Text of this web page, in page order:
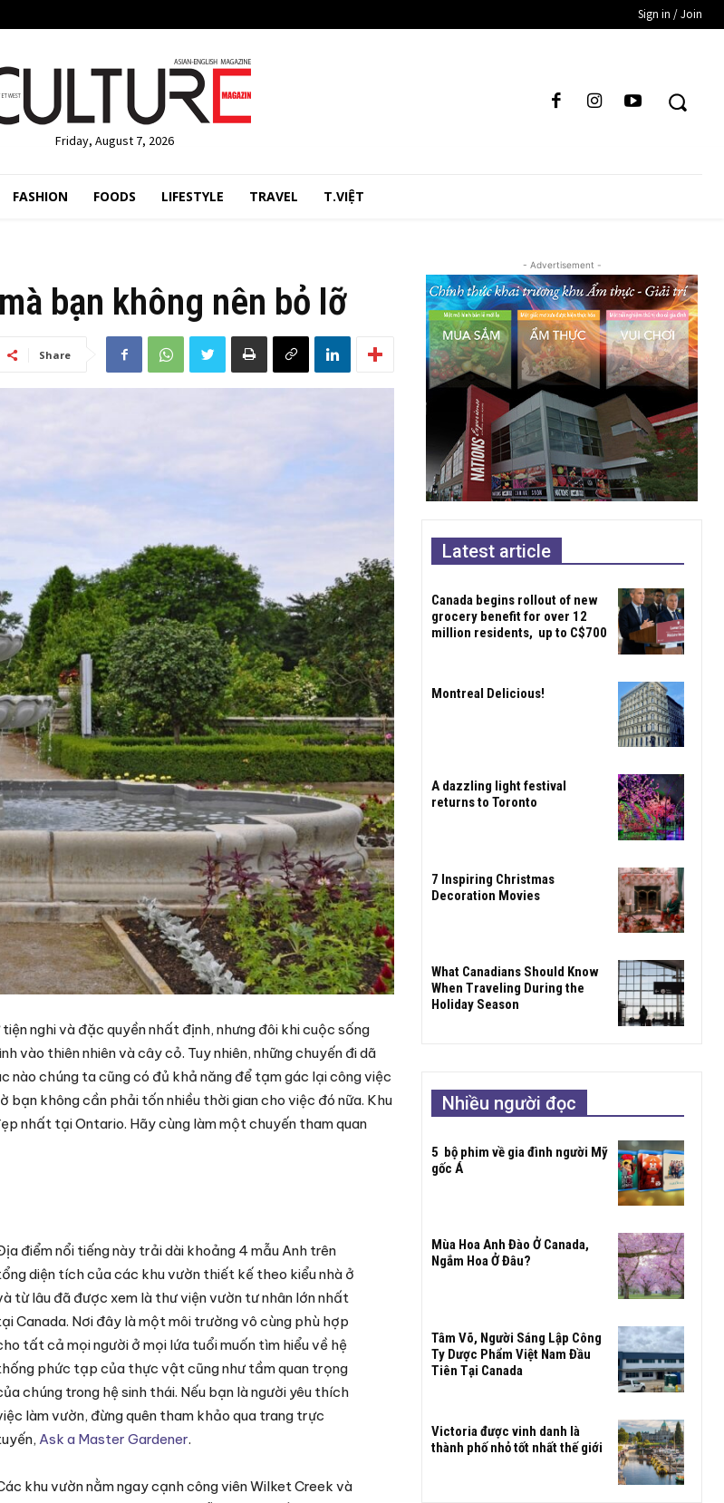
Sign in / Join
Friday, August 7, 2026
FASHION FOODS LIFESTYLE TRAVEL T.VIỆT
bạn không nên bỏ lỡ
Share
nghi và đặc quyền nhất định, nhưng đôi khi cuộc sống
vào thiên nhiên và cây cỏ. Tuy nhiên, những chuyến đi dã
nào chúng ta cũng có đủ khả năng để tạm gác lại công việc
không cần phải tốn nhiều thời gian cho việc đó nữa. Khu
nhất tại Ontario. Hãy cùng làm một chuyến tham quan
điểm nổi tiếng này trải dài khoảng 4 mẫu Anh trên
diện tích của các khu vườn thiết kế theo kiểu nhà ở
từ lâu đã được xem là thư viện vườn tư nhân lớn nhất
Canada. Nơi đây là một môi trường vô cùng phù hợp
tất cả mọi người ở mọi lứa tuổi muốn tìm hiểu về hệ
phức tạp của thực vật cũng như tầm quan trọng
chúng trong hệ sinh thái. Nếu bạn là người yêu thích
làm vườn, đừng quên tham khảo qua trang trực
Ask a Master Gardener.
khu vườn nằm ngay cạnh công viên Wilket Creek và
- Advertisement -
Latest article
Canada begins rollout of new
grocery benefit for over 12
million residents, up to C$700
Montreal Delicious!
A dazzling light festival
returns to Toronto
7 Inspiring Christmas
Decoration Movies
What Canadians Should Know
When Traveling During the
Holiday Season
Nhiều người đọc
5 bộ phim về gia đình người Mỹ
gốc Á
Mùa Hoa Anh Đào Ở Canada,
Ngắm Hoa Ở Đâu?
Tâm Võ, Người Sáng Lập Công
Ty Dược Phẩm Việt Nam Đầu
Tiên Tại Canada
Victoria được vinh danh là
thành phố nhỏ tốt nhất thế giới